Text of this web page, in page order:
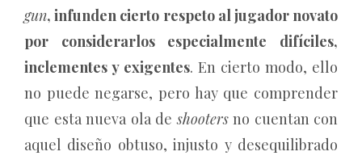
gun, infunden cierto respeto al jugador novato
por considerarlos especialmente difíciles,
inclementes y exigentes. En cierto modo, ello
no puede negarse, pero hay que comprender
que esta nueva ola deshootersno cuentan con
aquel diseño obtuso, injusto y desequilibrado